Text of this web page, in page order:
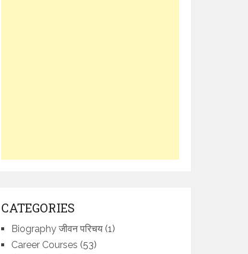
CATEGORIES
Biography जीवन परिचय (1)
Career Courses (53)